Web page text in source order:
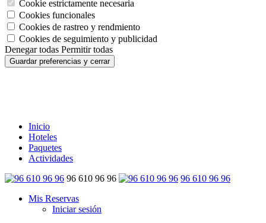
Cookie estrictamente necesaria
Cookies funcionales
Cookies de rastreo y rendmiento
Cookies de seguimiento y publicidad
Denegar todas Permitir todas
Guardar preferencias y cerrar
Inicio
Hoteles
Paquetes
Actividades
96 610 96 96
96 610 96 96
Mis Reservas
Iniciar sesión